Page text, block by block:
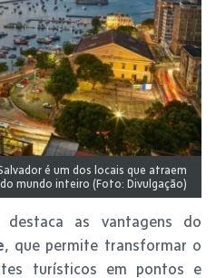
é um dos locais que atraem
mundo inteiro (Foto: Divulgação)
destaca as vantagens do
, que permite transformar o
turísticos em pontos e